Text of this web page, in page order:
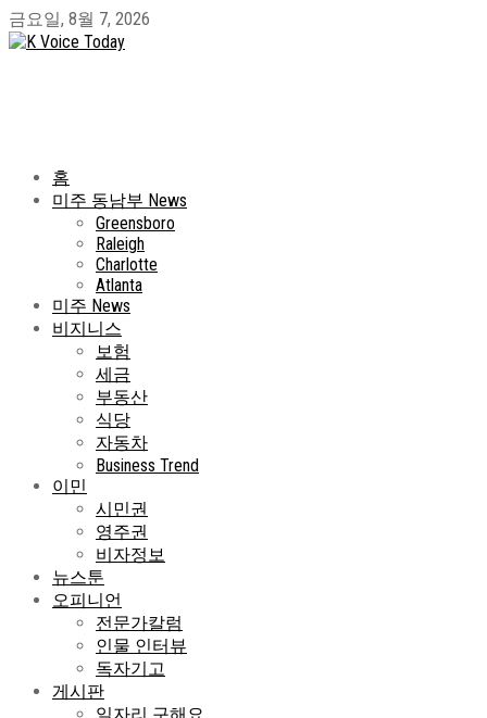
금요일, 8월 7, 2026
홈
미주 동남부 News
Greensboro
Raleigh
Charlotte
Atlanta
미주 News
비지니스
보험
세금
부동산
식당
자동차
Business Trend
이민
시민권
영주권
비자정보
뉴스툰
오피니언
전문가칼럼
인물 인터뷰
독자기고
게시판